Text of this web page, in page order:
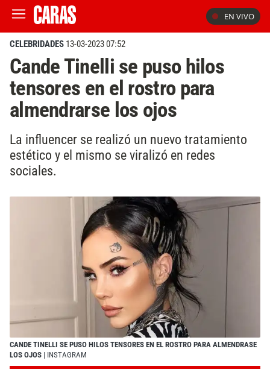
EN VIVO
CELEBRIDADES 13-03-2023 07:52
Cande Tinelli se puso hilos
tensores en el rostro para
almendrarse los ojos
La influencer se realizó un nuevo tratamiento
estético y el mismo se viralizó en redes
sociales.
CANDE TINELLI SE PUSO HILOS TENSORES EN EL ROSTRO PARA ALMENDRASE
LOS OJOS | INSTAGRAM